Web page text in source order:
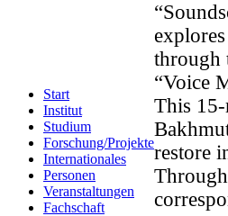
Start
Institut
Studium
Forschung/Projekte
Internationales
Personen
Veranstaltungen
Fachschaft
through
“Voice
This
restore